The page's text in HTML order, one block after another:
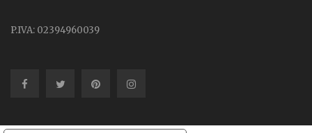
P.IVA: 02394960039